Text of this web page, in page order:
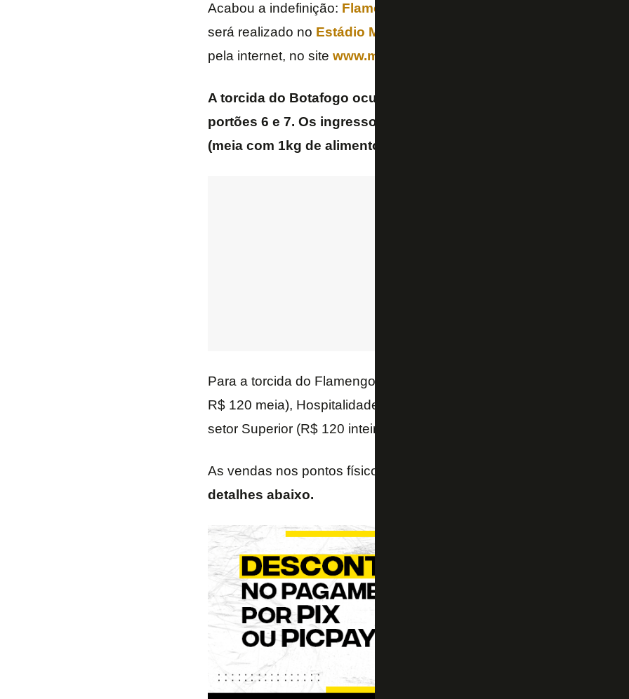
Acabou a indefinição: Flamengo
será realizado no Estádio Mané Garrincha
pela internet, no site www.meubilhete.com
A torcida do Botafogo ocupará uma parte do setor Superior,
portões 6 e 7. Os ingressos para os alvinegros custam R$ 120
(meia com 1kg de alimento). Não haverá setores mistos.
Para a torcida do Flamengo, estão à venda ingressos do setor
R$ 120 meia), Hospitalidade (R$ 300 inteira e R$ 150 meia) e
setor Superior (R$ 120 inteira e R$ 60 meia).
As vendas nos pontos físicos começam na segunda-feira, dia 2.
detalhes abaixo.